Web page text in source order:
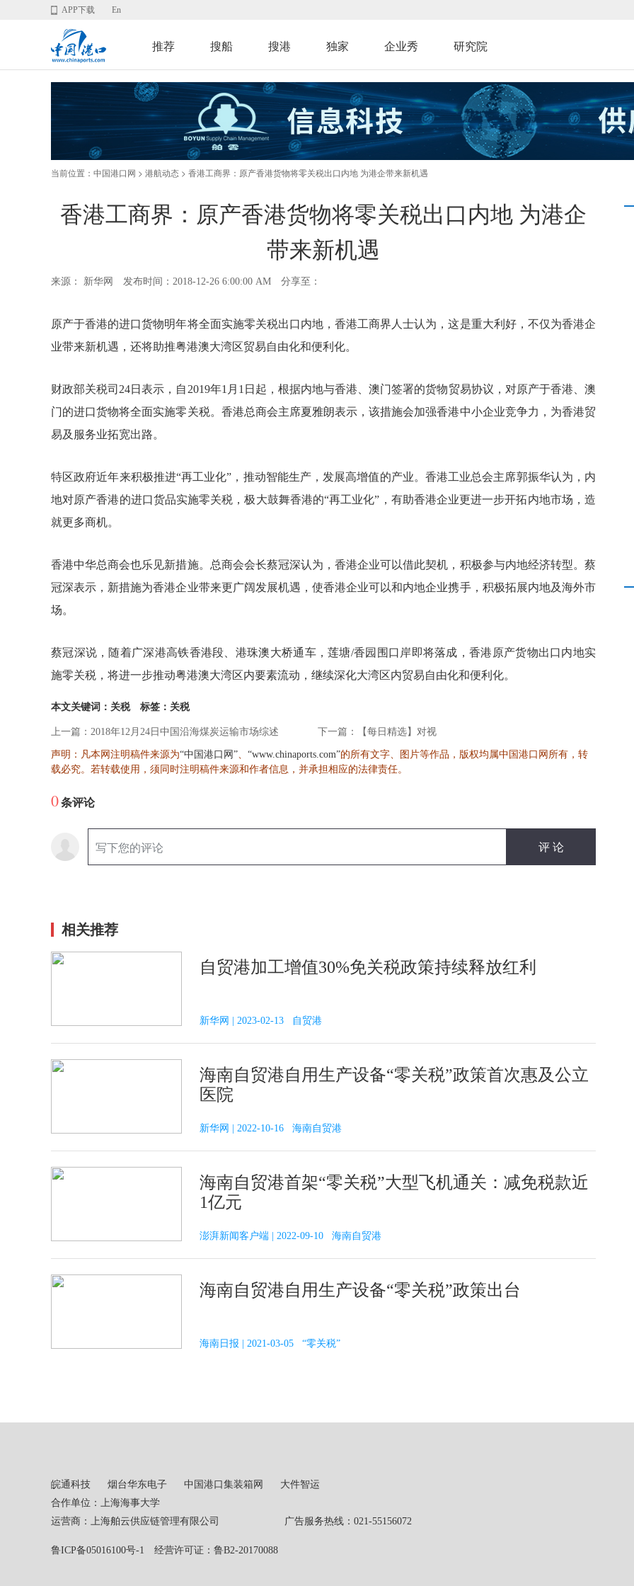
APP下载 En
推荐 搜船 搜港 独家 企业秀 研究院
当前位置： 中国港口网 > 港航动态 > 香港工商界：原产香港货物将零关税出口内地 为港企带来新机遇
香港工商界：原产香港货物将零关税出口内地 为港企
带来新机遇
来源： 新华网 发布时间：2018-12-26 6:00:00 AM 分享至：
原产于香港的进口货物明年将全面实施零关税出口内地，香港工商界人士认为，这是重大利好，不仅为香港企
业带来新机遇，还将助推粤港澳大湾区贸易自由化和便利化。
财政部关税司 24日表示，自 2019年1 月 1 日起，根据内地与香港、澳门签署的货物贸易协议，对原产于香港、澳
门的进口货物将全面实施零关税。香港总商会主席夏雅朗表示，该措施会加强香港中小企业竞争力，为香港贸
易及服务业拓宽出路。
特区政府近年来积极推进“再工业化”，推动智能生产，发展高增值的产业。香港工业总会主席郭振华认为，内
地对原产香港的进口货品实施零关税，极大鼓舞香港的“再工业化”，有助香港企业更进一步开拓内地市场，造
就更多商机。
香港中华总商会也乐见新措施。总商会会长蔡冠深认为，香港企业可以借此契机，积极参与内地经济转型。蔡
冠深表示，新措施为香港企业带来更广阔发展机遇，使香港企业可以和内地企业携手，积极拓展内地及海外市
场。
蔡冠深说，随着广深港高铁香港段、港珠澳大桥通车，莲塘/香园围口岸即将落成，香港原产货物出口内地实
施零关税，将进一步推动粤港澳大湾区内要素流动，继续深化大湾区内贸易自由化和便利化。
本文关键词：关税 标签：关税
上一篇：2018年12月24日中国沿海煤炭运输市场综述 下一篇：【每日精选】对视
声明：凡本网注明稿件来源为“中国港口网”、 “www.chinaports.com”的所有文字、图片等作品，版权均属中国港口网所有，转
载必究。若转载使用，须同时注明稿件来源和作者信息，并承担相应的法律责任。
0条评论
相关推荐
自贸港加工增值30%免关税政策持续释放红利
新华网 | 2023-02-13 自贸港
海南自贸港自用生产设备“零关税”政策首次惠及公立
医院
新华网 | 2022-10-16 海南自贸港
海南自贸港首架“零关税”大型飞机通关：减免税款近
1亿元
澎湃新闻客户端 | 2022-09-10 海南自贸港
海南自贸港自用生产设备“零关税”政策出台
海南日报 | 2021-03-05 “零关税”
皖通科技 烟台华东电子 中国港口集装箱网
大件智运
合作单位：上海海事大学
运营商：上海舶云供应链管理有限公司 广告服务热线：021-55156072
鲁ICP备05016100号-1 经营许可证：鲁B2-20170088